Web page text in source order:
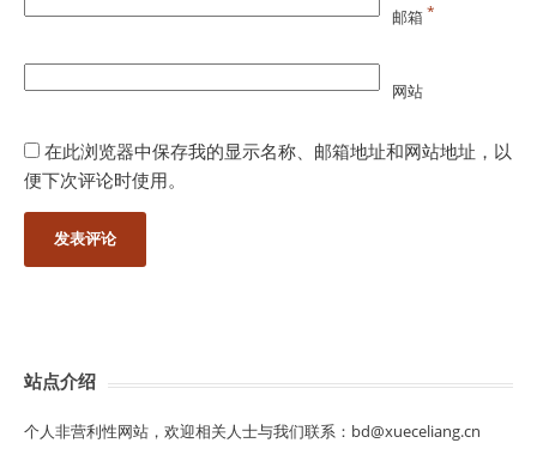
邮箱*
网站
在此浏览器中保存我的显示名称、邮箱地址和网站地址，以
便下次评论时使用。
站点介绍
个人非营利性网站，欢迎相关人士与我们联系：bd@xueceliang.cn